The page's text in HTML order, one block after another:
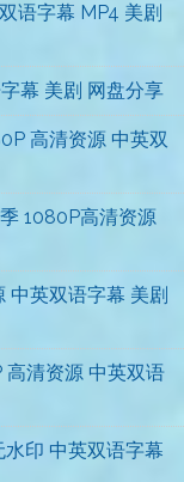
语字幕 MP4 美剧
幕 美剧 网盘分享
高清资源 中英双
1080P高清资源
中英双语字幕 美剧
清资源 中英双语
印 中英双语字幕